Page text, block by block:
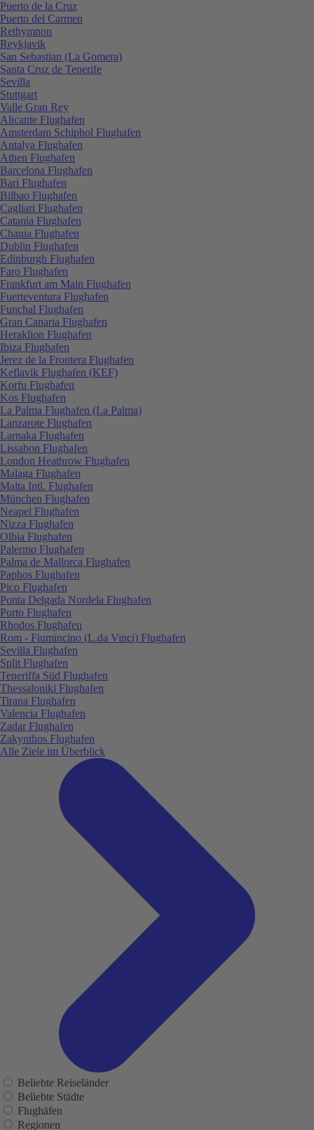
Puerto de la Cruz
Puerto del Carmen
Rethymnon
Reykjavik
San Sebastian (La Gomera)
Santa Cruz de Tenerife
Sevilla
Stuttgart
Valle Gran Rey
Alicante Flughafen
Amsterdam Schiphol Flughafen
Antalya Flughafen
Athen Flughafen
Barcelona Flughafen
Bari Flughafen
Bilbao Flughafen
Cagliari Flughafen
Catania Flughafen
Chania Flughafen
Dublin Flughafen
Edinburgh Flughafen
Faro Flughafen
Frankfurt am Main Flughafen
Fuerteventura Flughafen
Funchal Flughafen
Gran Canaria Flughafen
Heraklion Flughafen
Ibiza Flughafen
Jerez de la Frontera Flughafen
Keflavik Flughafen (KEF)
Korfu Flughafen
Kos Flughafen
La Palma Flughafen (La Palma)
Lanzarote Flughafen
Larnaka Flughafen
Lissabon Flughafen
London Heathrow Flughafen
Malaga Flughafen
Malta Intl. Flughafen
München Flughafen
Neapel Flughafen
Nizza Flughafen
Olbia Flughafen
Palermo Flughafen
Palma de Mallorca Flughafen
Paphos Flughafen
Pico Flughafen
Ponta Delgada Nordela Flughafen
Porto Flughafen
Rhodos Flughafen
Rom - Fiumincino (L.da Vinci) Flughafen
Sevilla Flughafen
Split Flughafen
Teneriffa Süd Flughafen
Thessaloniki Flughafen
Tirana Flughafen
Valencia Flughafen
Zadar Flughafen
Zakynthos Flughafen
Alle Ziele im Überblick
Beliebte Reiseländer
Beliebte Städte
Flughäfen
Regionen